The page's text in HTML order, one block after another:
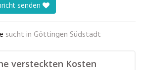
senden
sucht in Göttingen Südstadt
versteckten Kosten